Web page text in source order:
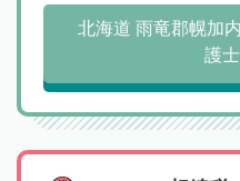
北海道 雨竜郡幌加
護